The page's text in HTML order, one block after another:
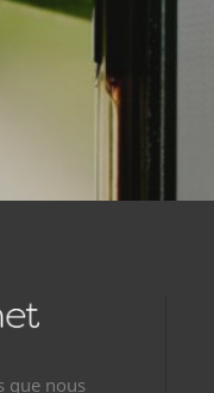
que nous